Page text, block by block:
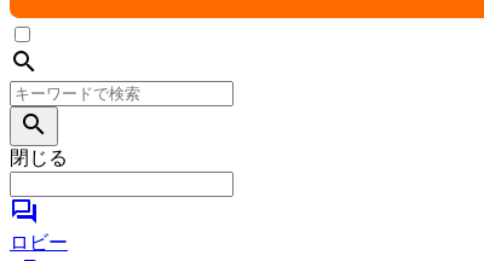
search
search
閉じる
forum
ロビー